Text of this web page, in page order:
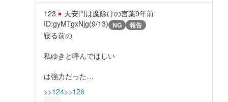
123 天安門は魔除けの言葉9年前
ID:gyMTgxNjg(9/13) NG 報告
寝る前の
私ゆきと呼んでほしい
は強力だった…
>>124>>126